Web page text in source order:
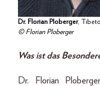
Dr. Florian Ploberger,
© Florian Ploberger
Was ist das
Dr. Florian